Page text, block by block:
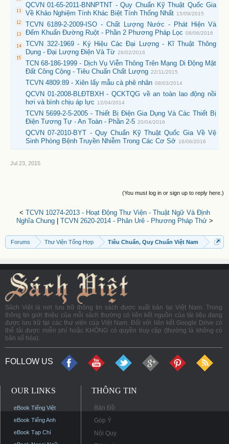
QCVN 01-65-2011-BNNPTNT - Quy Chuẩn Kỹ Thuật Quốc Gia
Về Khảo Nghiệm Tính Khác Biệt Tính Thống Nhất 15/09/2015
TCVN 6189-2-2009-ISO - Chất Lượng Nước - Phát Hiện Và
Đếm Khuẩn Đường Ruột - Phần 2 Phương Pháp Lọc 08/06/2016
TCVN 322-1969 - Ký Hiệu Các Đại Lượng - Kĩ Thuật Thông
Dụng - Đại Lượng Điện Và Từ 26/02/2016
TCN 68-186-1999 - Dịch Vụ Viễn Thông Trên Mạng Di Động Mặt
Đất Công Cộng - Tiêu Chuẩn Chất Lượng 22/11/2015
TCVN 4809:89 - Xiên lấy mẫu cà phê nhân 08/03/2014
QCVN 01-2008-BLĐTBXH - QCKTQG về an toàn lao động nồi
hơi và bình chịu áp lực
12/04/2014
TCVN 5699-2-5-2005 - Thiết Bị Điện Gia Dụng Và Các Thiết Bị
Điện Tương Tự - An Toàn - Phần 2-5 20/04/2016
QCVN 07-2010-BYT - Quy Chuẩn Kỹ Thuật Quốc Gia Về Vệ
Sinh Phòng Bệnh Truyền Nhiễm Trong Các Cơ Sở 16/06/2016
Jul 23, 2015
(You must log in or sign up to reply here.)
< TCVN 10274-2013 - Hoạt Động Thư Viện - Thuật Ngữ Và Định
Nghĩa Chung| TCVN 2620-2014 - Phân Urê - Phương Pháp Thử>
Forums Thư Viện Tổng Hợp Tiêu Chuẩn, Quy Chuẩn Việt Nam
Sách Việt là nơi lưu trữ thông tin sách được xuất bản tại Việt Nam. Trong
thông tin giới thiệu của mỗi sách thường có liên kết nguồn của tài liệu đang
được lưu trữ tại các thư viện của Việt Nam. Đối với liên kết Google Drive có
thể tải được miễn phí hoặc KHÔNG có quyền truy cập (thường là không có
bản số hóa).
FOLLOW US
OUR LINKS
eBook Tiếng Việt
eBook Tiếng Anh
eBook Tạp Chí
THÔNG TIN
Bản Đồ
Góp Ý
Nội Quy